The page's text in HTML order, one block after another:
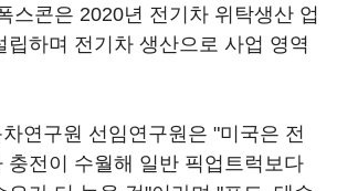
스콘은 2020년 전기차 위탁생산 업
립하며 전기차 생산으로 사업 영역
연구원 선임연구원은 "미국은 전
충전이 수월해 일반 픽업트럭보다